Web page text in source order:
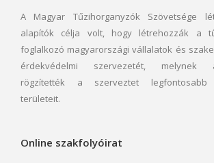
A Magyar Tűzihorganyzók Szövetsége
alapítók célja volt, hogy létrehozzák a
foglalkozó magyarországi vállalatok és
érdekvédelmi szervezetét, melynek
rögzítették a szerveztet legfontosabb
területeit.
Online szakfolyóirat